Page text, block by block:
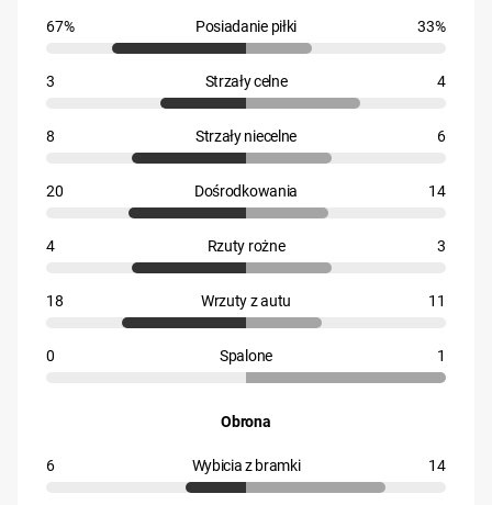
67% Posiadanie piłki 33%
3 Strzały celne 4
8 Strzały niecelne 6
20 Dośrodkowania 14
4 Rzuty rożne 3
18 Wrzuty z autu 11
0 Spalone 1
Obrona
6 Wybicia z bramki 14